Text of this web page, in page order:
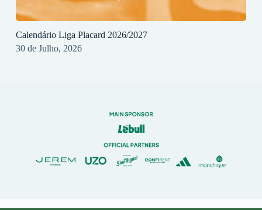
Calendário Liga Placard 2026/2027
30 de Julho, 2026